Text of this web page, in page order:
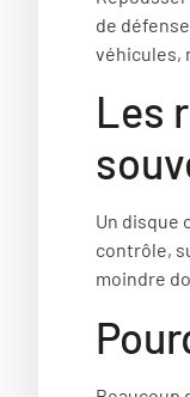
de
véhicules,
Les
Un disque
contrôle,
moindre